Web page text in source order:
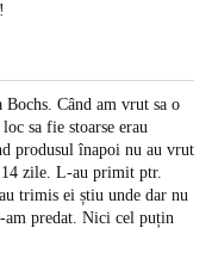
Bochs. Când am vrut sa o
sa fie stoarse erau
produsul înapoi nu au vrut
14 zile. L-au primit ptr.
trimis ei știu unde dar nu
predat. Nici cel puțin